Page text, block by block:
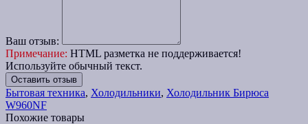
Ваш отзыв:
Примечание: HTML разметка не поддерживается!
Используйте обычный текст.
Оставить отзыв
Бытовая техника, Холодильники, Холодильник Бирюса
W960NF
Похожие товары